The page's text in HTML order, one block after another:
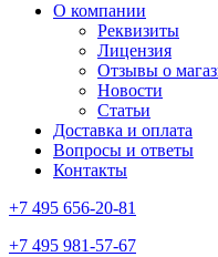
О компании
Реквизиты
Лицензия
Отзывы о
Новости
Статьи
Доставка и оплата
Вопросы и ответы
Контакты
+7 495 656-20-81
+7 495 981-57-67